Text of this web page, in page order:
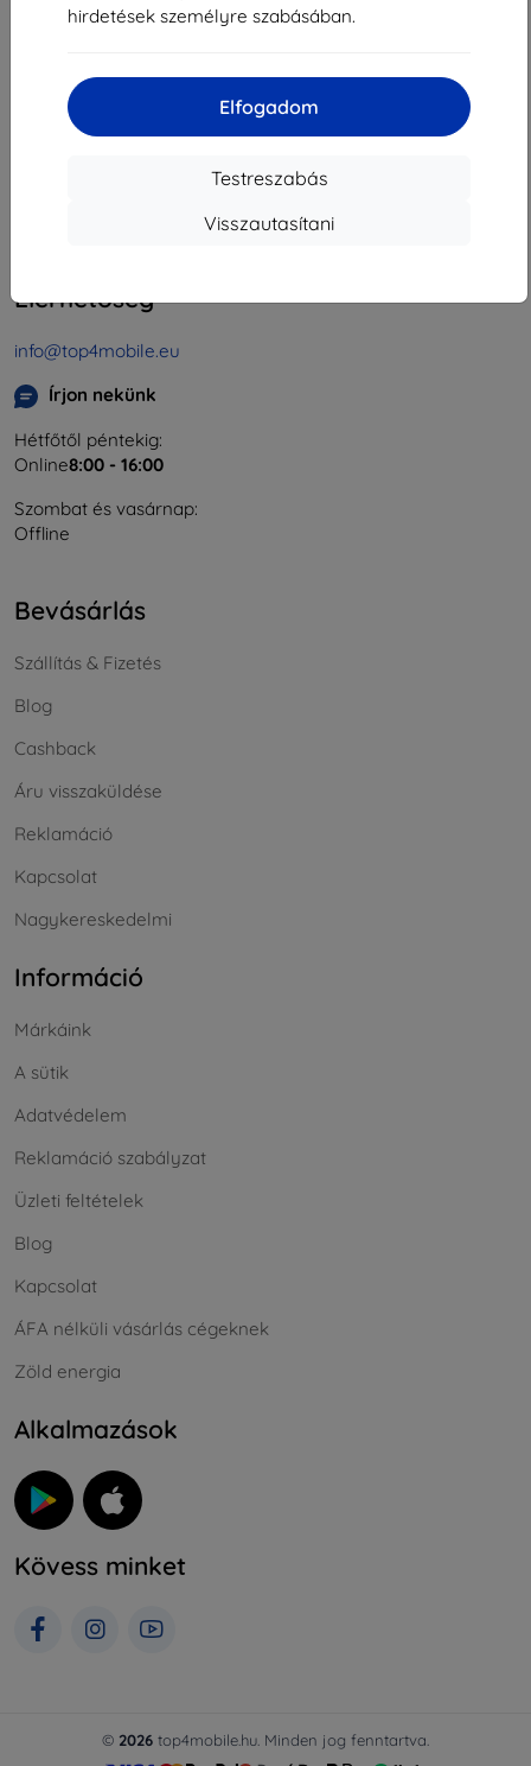
hirdetések személyre szabásában.
Elfogadom
Testreszabás
Visszautasítani
Shield-Sk s.r.o.
Rudolf Mocka utca 3750/2A
SK2023549671
Elérhetőség
info@top4mobile.eu
Írjon nekünk
Hétfőtől péntekig:
Online8:00 - 16:00
Szombat és vasárnap:
Offline
Bevásárlás
Szállítás & Fizetés
Blog
Cashback
Áru visszaküldése
Reklamáció
Kapcsolat
Nagykereskedelmi
Információ
Márkáink
A sütik
Adatvédelem
Reklamáció szabályzat
Üzleti feltételek
Blog
Kapcsolat
ÁFA nélküli vásárlás cégeknek
Zöld energia
Alkalmazások
Kövess minket
© 2026 top4mobile.hu. Minden jog fenntartva.